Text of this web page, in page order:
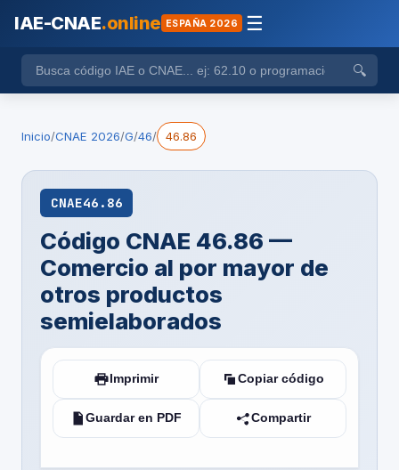
IAE-CNAE.online ESPAÑA 2026 ☰
🔍
Inicio/CNAE 2026/G/46/ 46.86
CNAE46.86
Código CNAE 46.86 —
Comercio al por mayor de
otros productos
semielaborados
Imprimir Copiar código
Guardar en PDF Compartir